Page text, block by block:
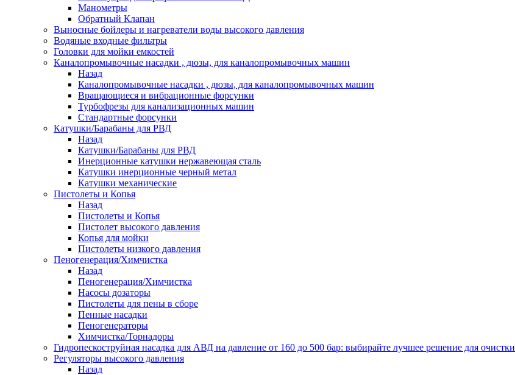
Манометры
Обратный Клапан
Выносные бойлеры и нагреватели воды высокого давления
Водяные входные фильтры
Головки для мойки емкостей
Каналопромывочные насадки , дюзы, для каналопромывочных машин
Назад
Каналопромывочные насадки , дюзы, для каналопромывочных машин
Вращающиеся и вибрационные форсунки
Турбофрезы для канализационных машин
Стандартные форсунки
Катушки/Барабаны для РВД
Назад
Катушки/Барабаны для РВД
Инерционные катушки нержавеющая сталь
Катушки инерционные черный метал
Катушки механические
Пистолеты и Копья
Назад
Пистолеты и Копья
Пистолет высокого давления
Копья для мойки
Пистолеты низкого давления
Пеногенерация/Химчистка
Назад
Пеногенерация/Химчистка
Насосы дозаторы
Пистолеты для пены в сборе
Пенные насадки
Пеногенераторы
Химчистка/Торнадоры
Гидропескоструйная насадка для АВД на давление от 160 до 500 бар: выбирайте лучшее решение для очистки
Регуляторы высокого давления
Назад